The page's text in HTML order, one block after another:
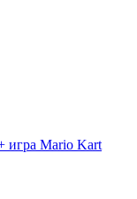
игра Mario Kart